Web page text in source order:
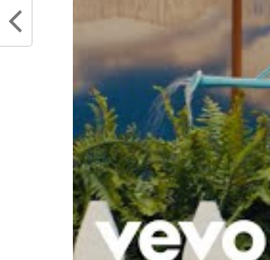
Partager :
Articles similaires